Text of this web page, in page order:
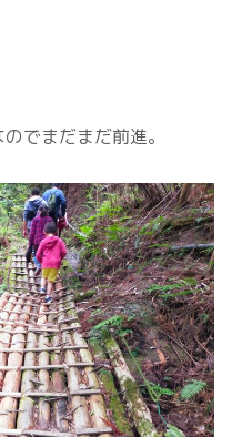
でまだまだ前進。